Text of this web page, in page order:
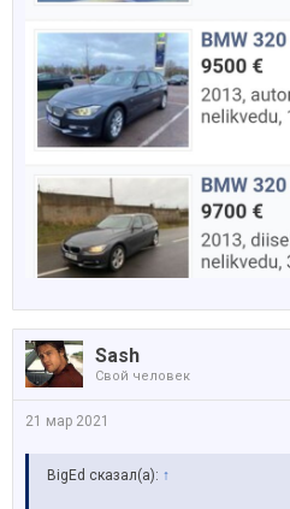
Sash
Свой человек
21 мар 2021
BigEd сказал(а): ↑